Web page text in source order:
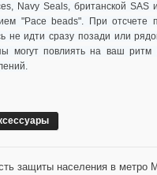
Navy Seals, британской SAS и
"Pace beads". При отсчете
не идти сразу позади или
могут повлиять на ваш ритм
защиты населения в метро